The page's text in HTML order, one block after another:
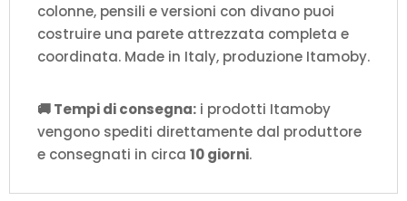
colonne, pensili e versioni con divano puoi
costruire una parete attrezzata completa e
coordinata. Made in Italy, produzione Itamoby.
🚚 Tempi di consegna: i prodotti Itamoby
vengono spediti direttamente dal produttore
e consegnati in circa 10 giorni.